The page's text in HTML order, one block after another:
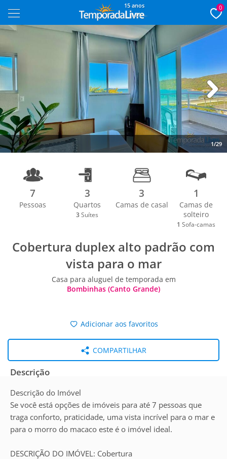
15 anos 0
1/29
Next
7
Pessoas
3
Quartos
3 Suítes
3
Camas de casal
1
Camas de
solteiro
1 Sofa-camas
Cobertura duplex alto padrão com
vista para o mar
Casa para aluguel de temporada em
Bombinhas (Canto Grande)
Adicionar aos favoritos
COMPARTILHAR
Descrição
Descrição do Imóvel
Se você está opções de imóveis para até 7 pessoas que
traga conforto, praticidade, uma vista incrível para o mar e
para o morro do macaco este é o imóvel ideal.
DESCRIÇÃO DO IMÓVEL: Cobertura